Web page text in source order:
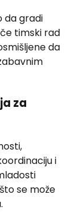
da gradi
timski rad
da
za
i
se može